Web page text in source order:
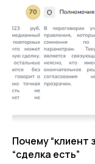
Почему “клиент
“сделка есть”